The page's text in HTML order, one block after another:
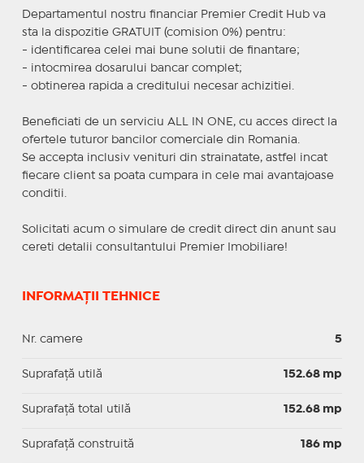
Departamentul nostru financiar Premier Credit Hub va
sta la dispozitie GRATUIT (comision 0%) pentru:
- identificarea celei mai bune solutii de finantare;
- intocmirea dosarului bancar complet;
- obtinerea rapida a creditului necesar achizitiei.
Beneficiati de un serviciu ALL IN ONE, cu acces direct la
ofertele tuturor bancilor comerciale din Romania.
Se accepta inclusiv venituri din strainatate, astfel incat
fiecare client sa poata cumpara in cele mai avantajoase
conditii.
Solicitati acum o simulare de credit direct din anunt sau
cereti detalii consultantului Premier Imobiliare!
INFORMAȚII TEHNICE
Nr. camere 5
Suprafaţă utilă 152.68 mp
Suprafaţă total utilă 152.68 mp
Suprafaţă construită 186 mp